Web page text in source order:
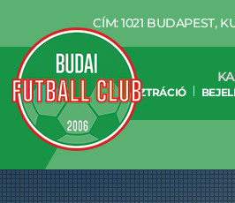
CÍM: 1021 BUDAPEST,
REGISZTRÁCIÓ